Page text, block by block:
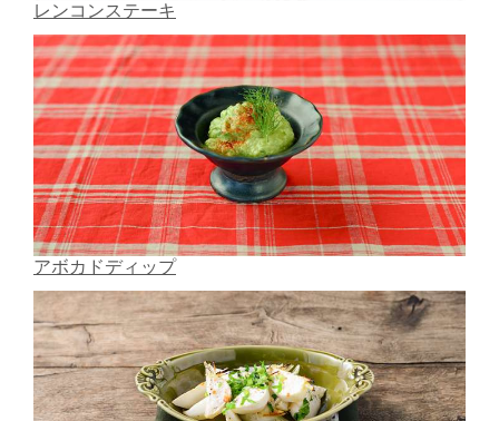
レンコンステーキ
アボカドディップ